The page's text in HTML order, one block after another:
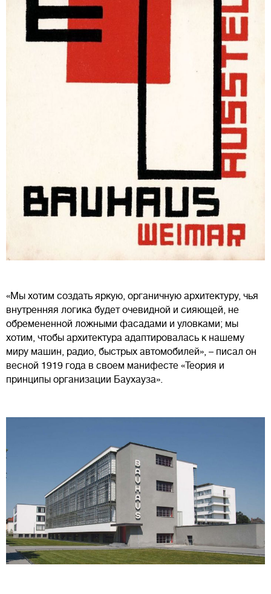
«Мы хотим создать яркую, органичную архитектуру, чья
внутренняя логика будет очевидной и сияющей, не
обремененной ложными фасадами и уловками; мы
хотим, чтобы архитектура адаптировалась к нашему
миру машин, радио, быстрых автомобилей», – писал он
весной 1919 года в своем манифесте «Теория и
принципы организации Баухауза».